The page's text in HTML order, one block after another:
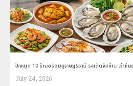
ปักหมุด 10 ร้านอร่อยสุราษฎร์ธานี รสเด็ดจัดจ้าน เจ้าถิ่น
July 24, 2026